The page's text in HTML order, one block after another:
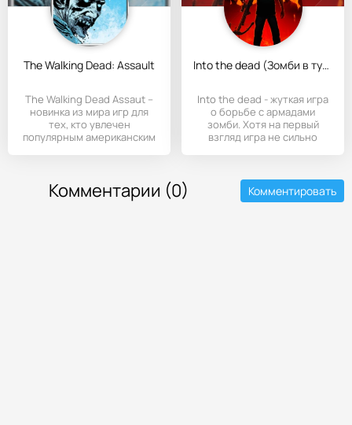
The Walking Dead: Assault
The Walking Dead Assaut –
новинка из мира игр для
тех, кто увлечен
популярным американским
Into the dead (Зомби в тумане)
Into the dead - жуткая игра
о борьбе с армадами
зомби. Хотя на первый
взгляд игра не сильно
Комментарии (0) Комментировать